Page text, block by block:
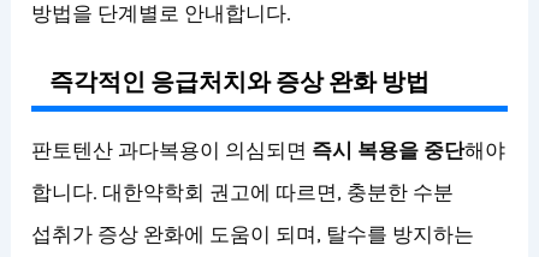
방법을 단계별로 안내합니다.
즉각적인 응급처치와 증상 완화 방법
판토텐산 과다복용이 의심되면 즉시 복용을 중단해야
합니다. 대한약학회 권고에 따르면, 충분한 수분
섭취가 증상 완화에 도움이 되며, 탈수를 방지하는